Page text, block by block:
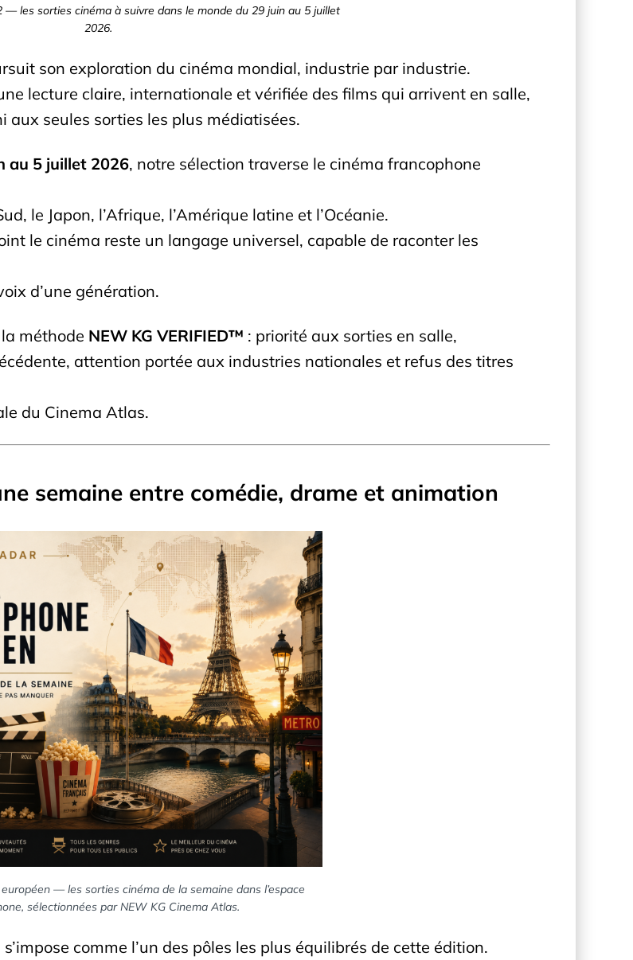
— les sorties cinéma à suivre dans le monde du 29 juin au 5 juillet
2026.
son exploration du cinéma mondial, industrie par industrie.
lecture claire, internationale et vérifiée des films qui arrivent en salle,
seules sorties les plus médiatisées.
au 5 juillet 2026, notre sélection traverse le cinéma francophone
le Japon, l’Afrique, l’Amérique latine et l’Océanie.
le cinéma reste un langage universel, capable de raconter les
d’une génération.
méthode NEW KG VERIFIED™ : priorité aux sorties en salle,
attention portée aux industries nationales et refus des titres
du Cinema Atlas.
semaine entre comédie, drame et animation
— les sorties cinéma de la semaine dans l’espace
sélectionnées par NEW KG Cinema Atlas.
comme l’un des pôles les plus équilibrés de cette édition.